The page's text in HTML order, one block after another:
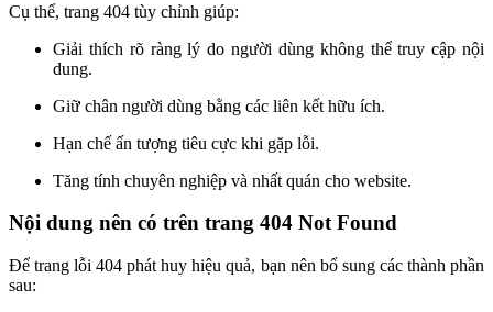
Cụ thể, trang 404 tùy chỉnh giúp:
Giải thích rõ ràng lý do người dùng không thể truy cập nội
dung.
Giữ chân người dùng bằng các liên kết hữu ích.
Hạn chế ấn tượng tiêu cực khi gặp lỗi.
Tăng tính chuyên nghiệp và nhất quán cho website.
Nội dung nên có trên trang 404 Not Found
Để trang lỗi 404 phát huy hiệu quả, bạn nên bổ sung các thành phần
sau: